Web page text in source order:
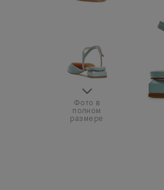
Фото в
полном
размере